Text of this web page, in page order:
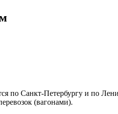
по Санкт-Петербургу и по
(вагонами).